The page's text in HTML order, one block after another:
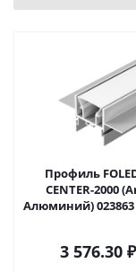
Профиль
CENTER-2000
3 576.30₽